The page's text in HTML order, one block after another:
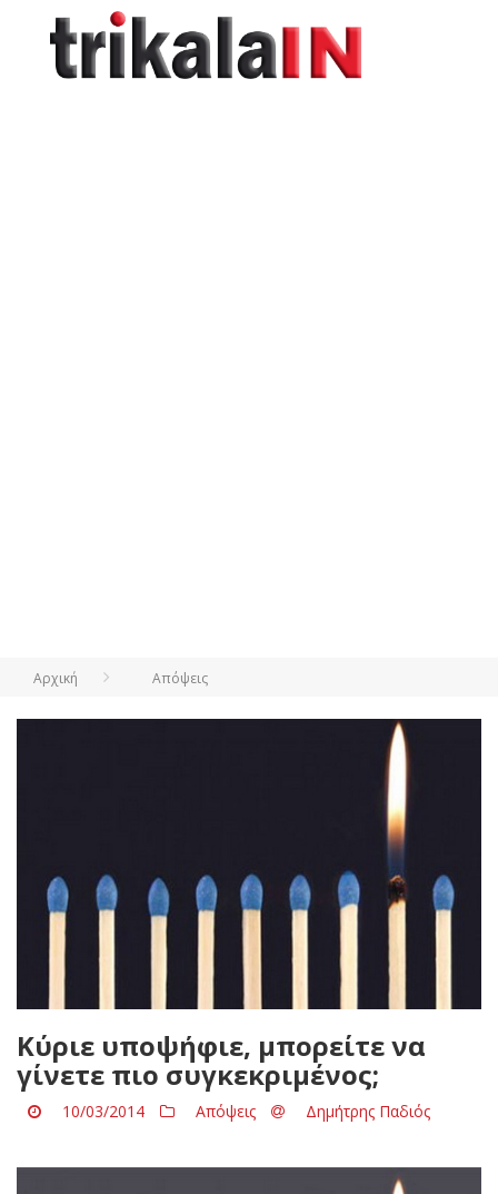
Αρχική Απόψεις
Κύριε υποψήφιε, μπορείτε να
γίνετε πιο συγκεκριμένος;
10/03/2014 Απόψεις Δημήτρης Παδιός